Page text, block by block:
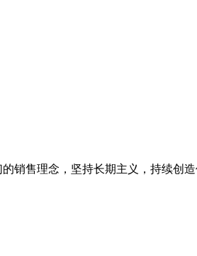
销售理念，坚持长期主义，持续创